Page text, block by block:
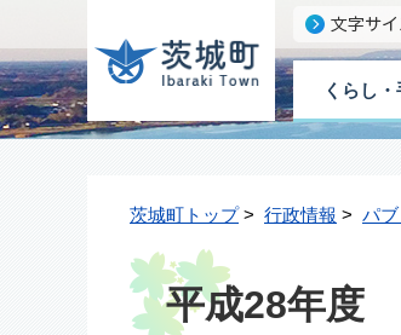
くらし
茨城町トップ> 行政情報 > パ
平成28年度